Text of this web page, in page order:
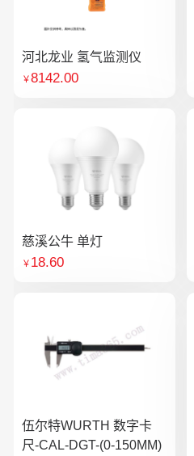
河北龙业 氢气监测仪
￥8142.00
慈溪公牛 单灯
￥ 18.60
伍尔特WURTH 数字卡
尺-CAL-DGT-(0-150MM)